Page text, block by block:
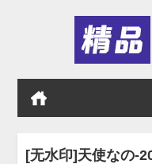
[无水印]天使なの-